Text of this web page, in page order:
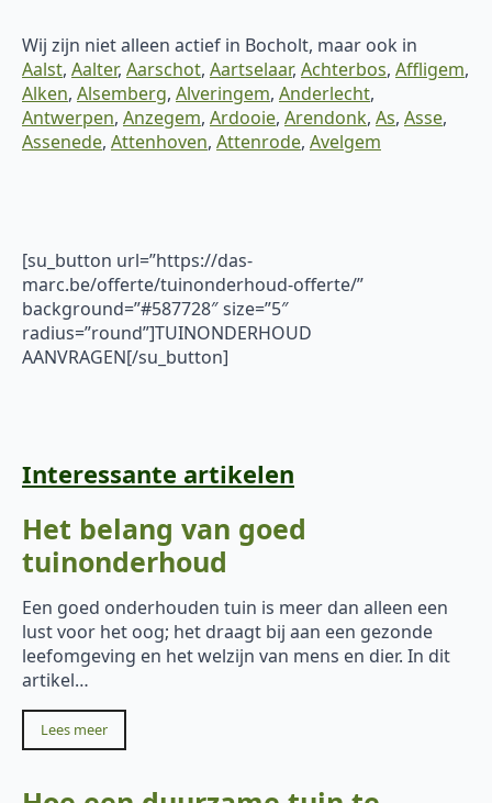
Wij zijn niet alleen actief in Bocholt, maar ook in
Aalst, Aalter, Aarschot, Aartselaar, Achterbos, Affligem,
Alken, Alsemberg, Alveringem, Anderlecht,
Antwerpen, Anzegem, Ardooie, Arendonk, As, Asse,
Assenede, Attenhoven, Attenrode, Avelgem
[su_button url=”https://das-
marc.be/offerte/tuinonderhoud-offerte/”
background=”#587728″ size=”5″
radius=”round”]TUINONDERHOUD
AANVRAGEN[/su_button]
Interessante artikelen
Het belang van goed
tuinonderhoud
Een goed onderhouden tuin is meer dan alleen een
lust voor het oog; het draagt bij aan een gezonde
leefomgeving en het welzijn van mens en dier. In dit
artikel…
Lees meer